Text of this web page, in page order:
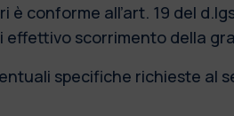
conforme all’art. 19 del
effettivo scorrimento della
specifiche richieste al